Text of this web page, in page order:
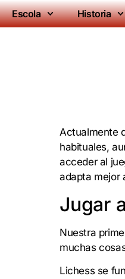
Escola Historia
Actualmente
habituales,
acceder al
adapta mejor
Jugar
Nuestra
muchas
Lichess se